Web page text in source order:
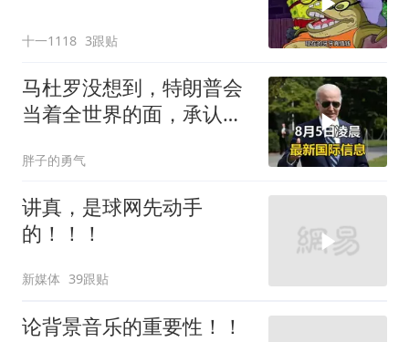
十一1118 3跟贴
马杜罗没想到，特朗普会
当着全世界的面，承认一
胖子的勇气
讲真，是球网先动手
的！！！
新媒体 39跟贴
论背景音乐的重要性！！